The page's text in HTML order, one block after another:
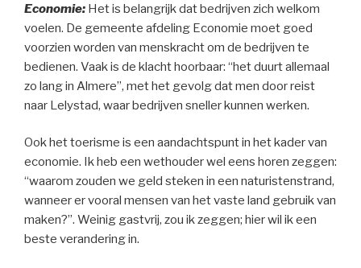
Economie: Het is belangrijk dat bedrijven zich welkom
voelen. De gemeente afdeling Economie moet goed
voorzien worden van menskracht om de bedrijven te
bedienen. Vaak is de klacht hoorbaar: “het duurt allemaal
zo lang in Almere”, met het gevolg dat men door reist
naar Lelystad, waar bedrijven sneller kunnen werken.
Ook het toerisme is een aandachtspunt in het kader van
economie. Ik heb een wethouder wel eens horen zeggen:
“waarom zouden we geld steken in een naturistenstrand,
wanneer er vooral mensen van het vaste land gebruik van
maken?”. Weinig gastvrij, zou ik zeggen; hier wil ik een
beste verandering in.